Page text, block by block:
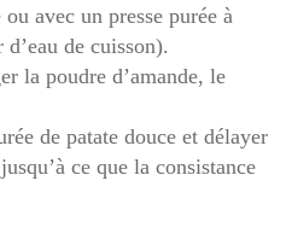
avec un presse purée à
de cuisson).
la poudre d’amande, le
de patate douce et délayer
ce que la consistance